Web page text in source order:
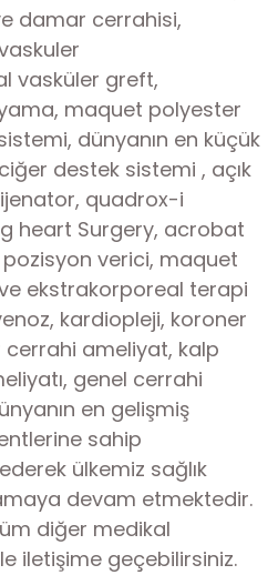
damar cerrahisi,
vasküler greft,
maquet polyester
dünyanın en küçük
destek sistemi , açık
quadrox-i
heart Surgery, acrobat
verici, maquet
ekstrakorporeal terapi
kardiopleji, koroner
ameliyat, kalp
genel cerrahi
en gelişmiş
sahip
ülkemiz sağlık
devam etmektedir.
diğer medikal
iletişime geçebilirsiniz.